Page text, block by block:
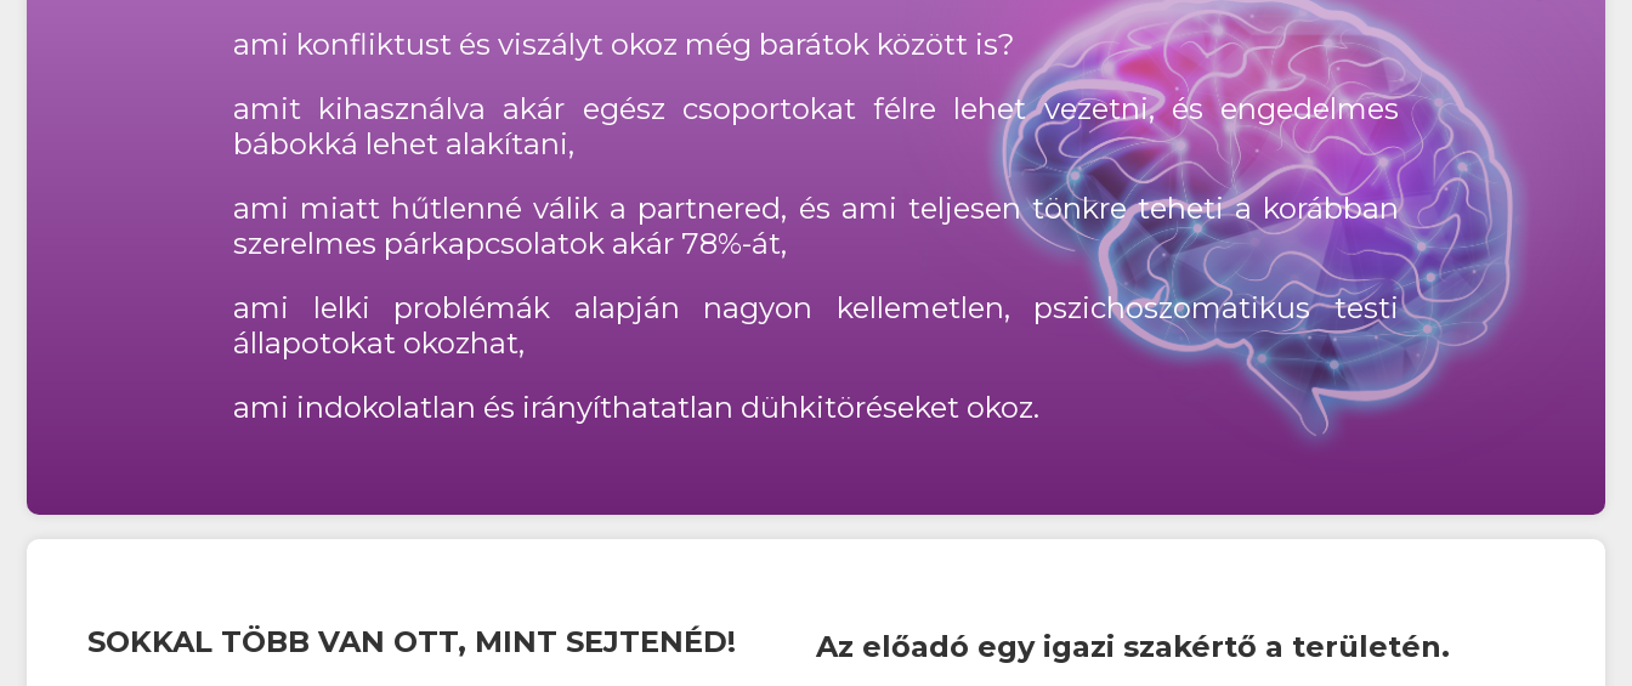
ami konfliktust és viszályt okoz még barátok között is?
amit kihasználva akár egész csoportokat félre lehet vezetni, és engedelmes
bábokká lehet alakítani,
ami miatt hűtlenné válik a partnered, és ami teljesen tönkre teheti a korábban
szerelmes párkapcsolatok akár 78%-át,
ami lelki problémák alapján nagyon kellemetlen, pszichoszomatikus testi
állapotokat okozhat,
ami indokolatlan és irányíthatatlan dühkitöréseket okoz.
SOKKAL TÖBB VAN OTT, MINT SEJTENÉD!
Az előadó egy igazi szakértő a területén.